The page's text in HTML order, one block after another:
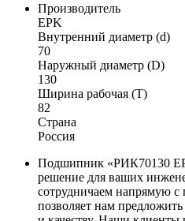
Производитель
EPK
Внутренний диаметр (d)
70
Наружный диаметр (D)
130
Ширина рабочая (T)
82
Страна
Россия
Подшипник «РИК70130
решение для ваших
сотрудничаем напрямую с
позволяет нам